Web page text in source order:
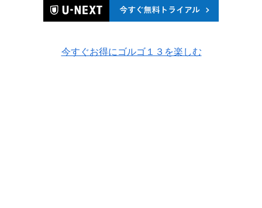
今すぐお得にゴルゴ１３を楽しむ